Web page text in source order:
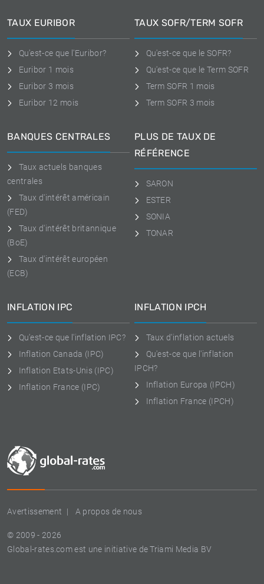
Avertissement A propos de nous
© 2009 - 2026
Global-rates.com est une initiative de Triami Media BV
TAUX EURIBOR
Qu'est-ce que l'Euribor?
Euribor 1 mois
Euribor 3 mois
Euribor 12 mois
TAUX SOFR/TERM SOFR
Qu'est-ce que le SOFR?
Qu'est-ce que le Term SOFR
Term SOFR 1 mois
Term SOFR 3 mois
BANQUES CENTRALES
Taux actuels banques
centrales
Taux d'intérêt américain
(FED)
Taux d'intérêt britannique
(BoE)
Taux d'intérêt européen
(ECB)
PLUS DE TAUX DE
RÉFÉRENCE
SARON
ESTER
SONIA
TONAR
INFLATION IPC
Qu'est-ce que l'inflation IPC?
Inflation Canada (IPC)
Inflation Etats-Unis (IPC)
Inflation France (IPC)
INFLATION IPCH
Taux d'inflation actuels
Qu'est-ce que l'inflation
IPCH?
Inflation Europa (IPCH)
Inflation France (IPCH)